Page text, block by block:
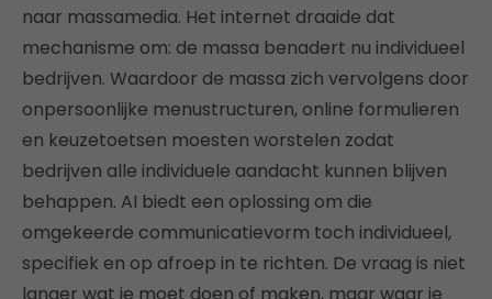
naar massamedia. Het internet draaide dat
mechanisme om: de massa benadert nu individueel
bedrijven. Waardoor de massa zich vervolgens door
onpersoonlijke menustructuren, online formulieren
en keuzetoetsen moesten worstelen zodat
bedrijven alle individuele aandacht kunnen blijven
behappen. AI biedt een oplossing om die
omgekeerde communicatievorm toch individueel,
specifiek en op afroep in te richten. De vraag is niet